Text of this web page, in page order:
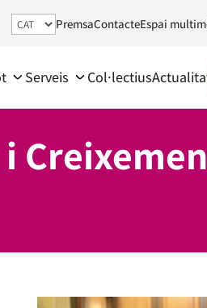
PremsaContacteEspai
Serveis Col·lectius